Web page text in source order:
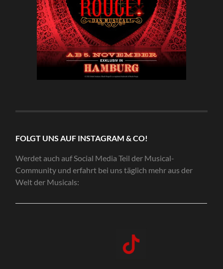
FOLGT UNS AUF INSTAGRAM & CO!
Werdet auch auf Social Media Teil der Musical-
Community und erfahrt bei uns täglich mehr aus der
Welt der Musicals: